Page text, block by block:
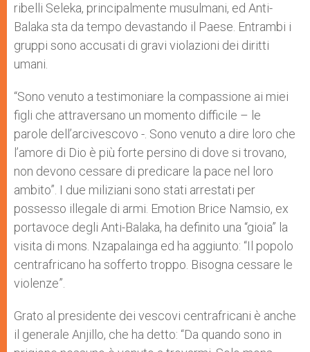
ribelli Seleka, principalmente musulmani, ed Anti-
Balaka sta da tempo devastando il Paese. Entrambi i
gruppi sono accusati di gravi violazioni dei diritti
umani.
“Sono venuto a testimoniare la compassione ai miei
figli che attraversano un momento difficile – le
parole dell’arcivescovo -. Sono venuto a dire loro che
l’amore di Dio è più forte persino di dove si trovano,
non devono cessare di predicare la pace nel loro
ambito”. I due miliziani sono stati arrestati per
possesso illegale di armi. Emotion Brice Namsio, ex
portavoce degli Anti-Balaka, ha definito una “gioia” la
visita di mons. Nzapalainga ed ha aggiunto: “Il popolo
centrafricano ha sofferto troppo. Bisogna cessare le
violenze”.
Grato al presidente dei vescovi centrafricani è anche
il generale Anjillo, che ha detto: “Da quando sono in